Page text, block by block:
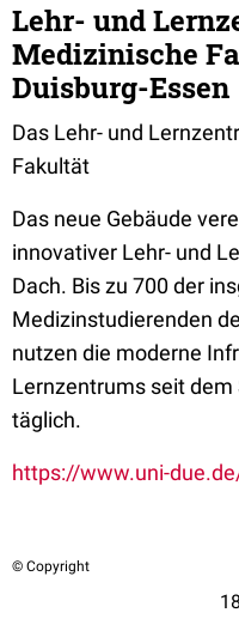
Lehr- und
Medizinische
Duisburg-Essen
Das Lehr- und
Fakultät
Das neue Gebäude
innovativer Lehr- und
Dach. Bis zu 700 der
Medizinstudierenden
nutzen die moderne
Lernzentrums seit
täglich.
https://www.uni-
© Copyright